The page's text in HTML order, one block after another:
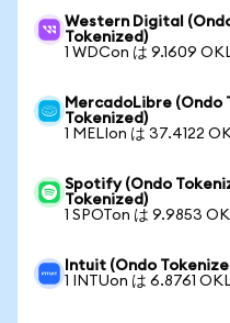
Western Digital
Tokenized)
1 WDCon は 9.1609
MercadoLibre (Ondo
Tokenized)
1 MELIon は 37.4122
Spotify (Ondo
Tokenized)
1 SPOTon は 9.9853
Intuit (Ondo
1 INTUon は 6.8761